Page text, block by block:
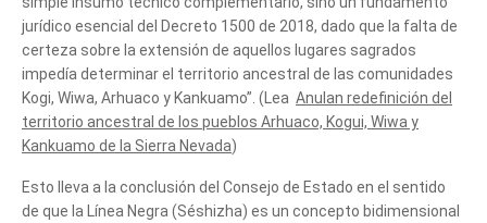
jurídico esencial del Decreto 1500 de 2018, dado que la falta de
certeza sobre la extensión de aquellos lugares sagrados
impedía determinar el territorio ancestral de las comunidades
Kogi, Wiwa, Arhuaco y Kankuamo”. (Lea Anulan redefinición del
territorio ancestral de los pueblos Arhuaco, Kogui, Wiwa y
Kankuamo de la Sierra Nevada)
Esto lleva a la conclusión del Consejo de Estado en el sentido
de que la Línea Negra (Séshizha) es un concepto bidimensional